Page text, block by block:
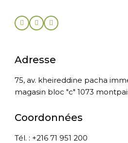
Adresse
75, av. kheireddine pacha
magasin bloc "c" 1073
Coordonnées
Tél. : +216 71 951 200